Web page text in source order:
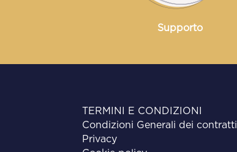
Supporto
TERMINI E CONDIZIONI
Condizioni Generali dei contratti
Privacy